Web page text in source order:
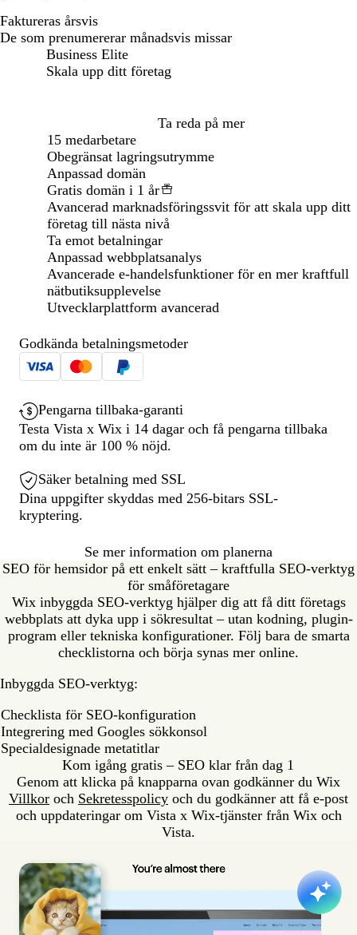
Faktureras årsvis
Faktureras årsvis
De som prenumererar månadsvis missar
Business Elite
Skala upp ditt företag
Ta reda på mer
15 medarbetare
Obegränsat lagringsutrymme
Anpassad domän
Gratis domän i 1 år
Avancerad marknadsföringssvit för att skala upp ditt
företag till nästa nivå
Ta emot betalningar
Anpassad webbplatsanalys
Avancerade e-handelsfunktioner för en mer kraftfull
nätbutiksupplevelse
Utvecklarplattform avancerad
Godkända betalningsmetoder
Pengarna tillbaka-garanti
Testa Vista x Wix i 14 dagar och få pengarna tillbaka
om du inte är 100 % nöjd.
Säker betalning med SSL
Dina uppgifter skyddas med 256-bitars SSL-
kryptering.
Se mer information om planerna
SEO för hemsidor på ett enkelt sätt – kraftfulla SEO-verktyg
för småföretagare
Wix inbyggda SEO-verktyg hjälper dig att få ditt företags
webbplats att dyka upp i sökresultat – utan kodning, plugin-
program eller tekniska konfigurationer. Följ bara de smarta
checklistorna och börja synas mer online.
Inbyggda SEO-verktyg:
Checklista för SEO-konfiguration
Integrering med Googles sökkonsol
Specialdesignade metatitlar
Kom igång gratis – SEO klar från dag 1
Genom att klicka på knapparna ovan godkänner du Wix
Villkor och Sekretesspolicy och du godkänner att få e-post
och uppdateringar om Vista x Wix-tjänster från Wix och
Vista.